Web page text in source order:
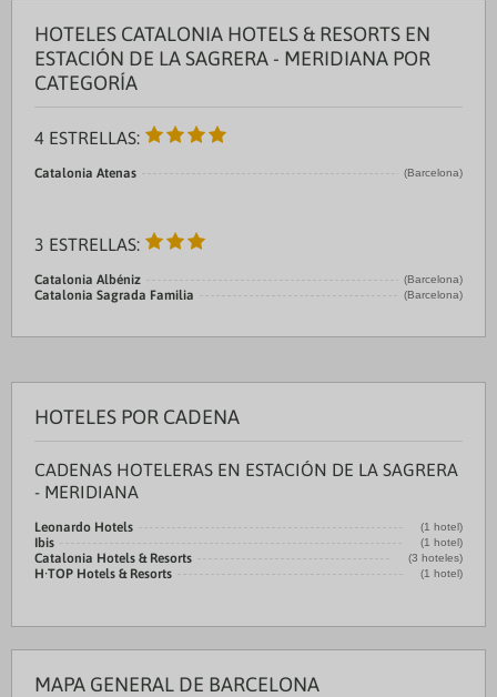
HOTELES CATALONIA HOTELS & RESORTS EN
ESTACIÓN DE LA SAGRERA - MERIDIANA POR
CATEGORÍA
4 ESTRELLAS:
Catalonia Atenas (Barcelona)
3 ESTRELLAS:
Catalonia Albéniz (Barcelona)
Catalonia Sagrada Familia (Barcelona)
HOTELES POR CADENA
CADENAS HOTELERAS EN ESTACIÓN DE LA SAGRERA
- MERIDIANA
Leonardo Hotels (1 hotel)
Ibis (1 hotel)
Catalonia Hotels & Resorts (3 hoteles)
H·TOP Hotels & Resorts (1 hotel)
MAPA GENERAL DE BARCELONA